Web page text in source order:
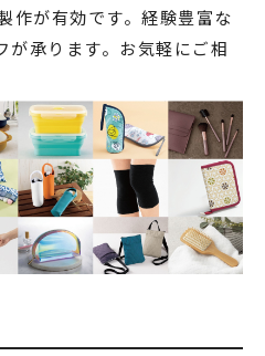
作が有効です。経験豊富な
が承ります。お気軽にご相